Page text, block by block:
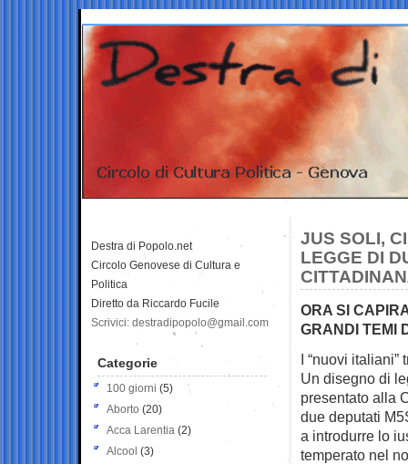
JUS SOLI,
LEGGE DI
ORA SI
GRANDI TEMI
I “nuovi
Un disegno di
presentato alla
due deputati
a introdurre lo
temperato nel
Destra di Popolo.net
Circolo Genovese di Cultura e
Politica
Diretto da Riccardo Fucile
Scrivici: destradipopolo@gmail.com
Categorie
100 giorni (5)
Aborto (20)
Acca Larentia (2)
Alcool (3)